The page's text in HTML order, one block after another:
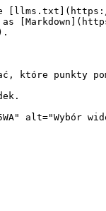
które punkty
alt="Wybór